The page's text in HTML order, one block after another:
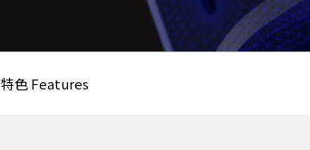
特色 Features